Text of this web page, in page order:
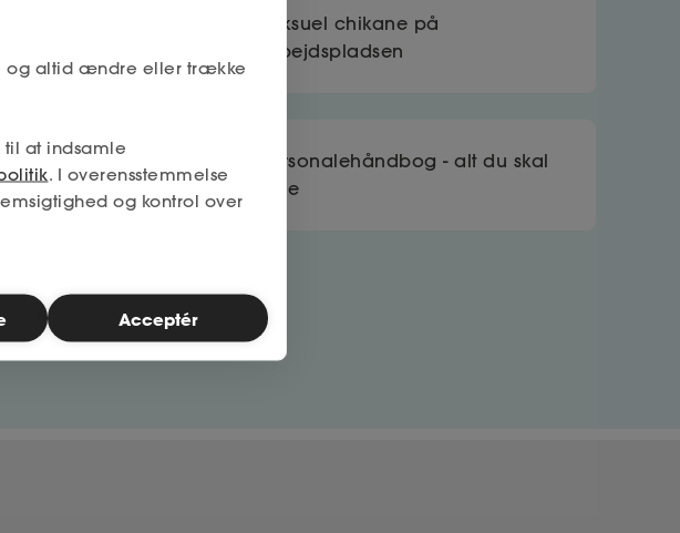
Seksuel chikane på
arbejdspladsen
Personalehåndbog - alt du skal
vide
og altid ændre eller trække
at indsamle
. I overensstemmelse
og kontrol over
Acceptér